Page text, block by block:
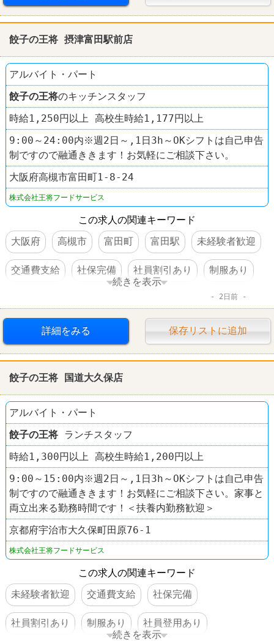
餃子の王将 摂津富田駅前店
アルバイト・パート
餃子の王将のキッチンスタッフ
時給1,250円以上 高校生時給1,177円以上
9:00～24:00内※週2日～,1日3h～OKシフトは自己申告
制ですので融通ききます！お気軽にご相談下さい。
大阪府高槻市富田町1-8-24
株式会社王将フードサービス
この求人の関連キーワード
大阪府
高槻市 富田町 富田駅 未経験者歓迎
交通費支給 社保完備 社員割引あり 制服あり
餃子の王将
続きを表示
2日前
詳細をみる 保存リストに追加
餃子の王将 国道大久保店
アルバイト・パート
餃子の王将 ランチスタッフ
時給1,300円以上 高校生時給1,200円以上
9:00～15:00内※週2日～,1日3h～OKシフトは自己申告
制ですので融通ききます！お気軽にご相談下さい。家事と
両立出来る勤務時間です！＜扶養内勤務歓迎＞
京都府宇治市大久保町田原76-1
株式会社王将フードサービス
この求人の関連キーワード
未経験者歓迎
交通費支給 社保完備
社員割引あり 制服あり 社員登用あり
続きを表示